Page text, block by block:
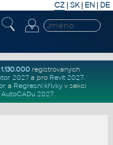
CZ | SK| EN | DE
1.130.000registrovaných
2027a pro Revit 2027.
a Regresní křivkyv sekci
2027.